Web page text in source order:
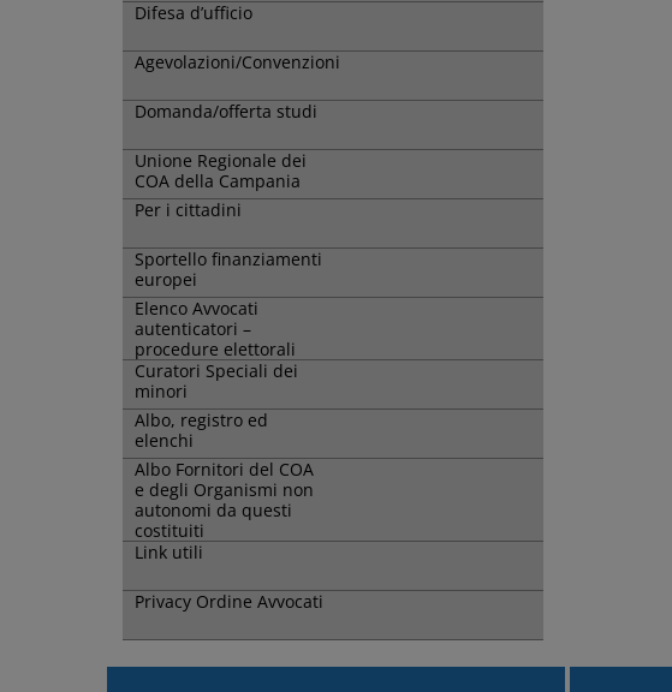
Difesa d’ufficio
Agevolazioni/Convenzioni
Domanda/offerta studi
Unione Regionale dei
COA della Campania
Per i cittadini
Sportello finanziamenti
europei
Elenco Avvocati
autenticatori –
procedure elettorali
Curatori Speciali dei
minori
Albo, registro ed
elenchi
Albo Fornitori del COA
e degli Organismi non
autonomi da questi
costituiti
Link utili
Privacy Ordine Avvocati